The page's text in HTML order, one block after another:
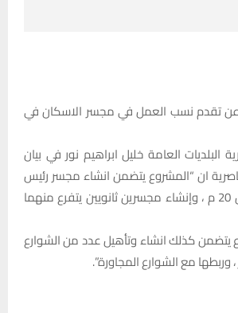
عن تقدم نسب العمل في مجسر الاسكان في
البلديات العامة خليل ابراهيم نور في بيان
ان “المشروع يتضمن انشاء مجسر رئيس
بطول 570 م ،وعرض 20 م ، وإنشاء مجسرين ثانويين يتفرع منهما
يتضمن كذلك انشاء وتأهيل عدد من الشوارع
مع الشوارع المجاورة”.